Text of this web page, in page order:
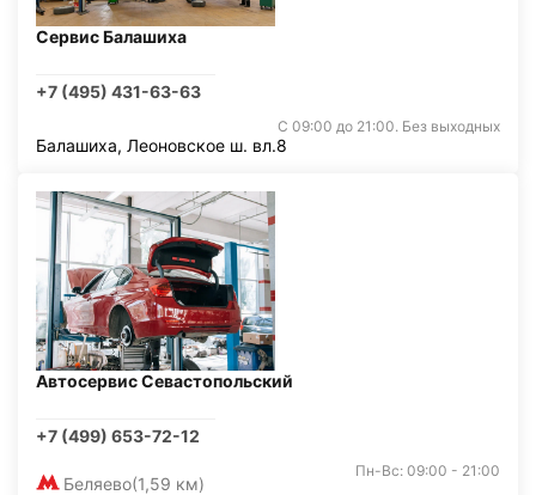
Сервис Балашиха
+7 (495) 431-63-63
С 09:00 до 21:00. Без выходных
Балашиха, Леоновское ш. вл.8
Автосервис Севастопольский
+7 (499) 653-72-12
Беляево(1,59 км)
Пн-Вс: 09:00 - 21:00